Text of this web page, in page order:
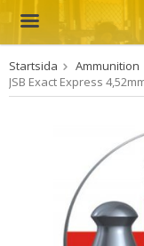
Startsida Ammunition
JSB Exact Express